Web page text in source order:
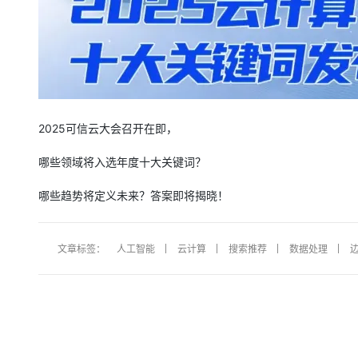
2025可信云大会召开在即，
哪些领域将入选年度十大关键词？
哪些趋势将定义未来？答案即将揭晓！
文章标签： 人工智能 云计算 搜索推荐 数据处理